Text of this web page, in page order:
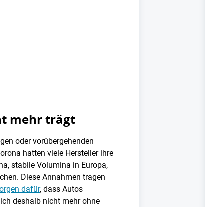
mehr trägt
oder vorübergehenden
hatten viele Hersteller ihre
stabile Volumina in Europa,
Diese Annahmen tragen
dafür, dass Autos
deshalb nicht mehr ohne